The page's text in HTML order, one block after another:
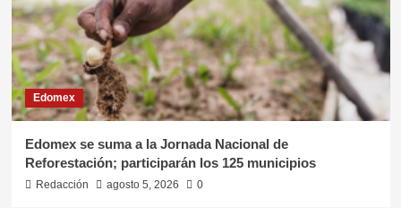
Edomex
Edomex se suma a la Jornada Nacional de
Reforestación; participarán los 125 municipios
Redacción agosto 5, 2026 0